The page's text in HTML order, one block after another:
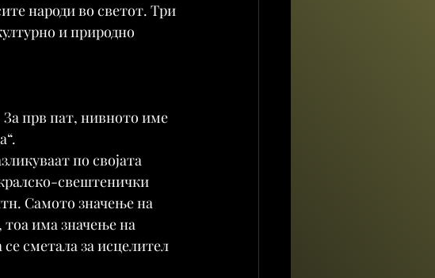
народи во светот. Три
и природно
За прв пат, нивното име
по својата
свештенички
Самото значење на
тоа има значење на
се сметала за исцелител